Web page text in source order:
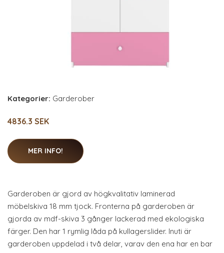
Kategorier: Garderober
4836.3 SEK
MER INFO!
Garderoben är gjord av högkvalitativ laminerad
möbelskiva 18 mm tjock. Fronterna på garderoben är
gjorda av mdf-skiva 3 gånger lackerad med ekologiska
färger. Den har 1 rymlig låda på kullagerslider. Inuti är
garderoben uppdelad i två delar, varav den ena har en bar